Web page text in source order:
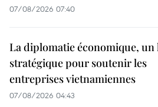
07/08/2026 07:40
La diplomatie économique, un
stratégique pour soutenir les
entreprises vietnamiennes
07/08/2026 04:43